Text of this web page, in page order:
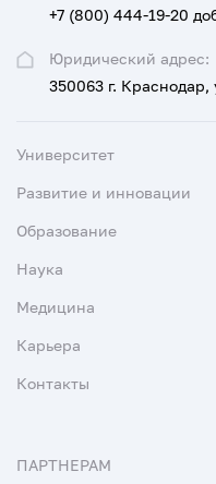
Юридический адрес:
350063 г.
+7 (800) 444-19-20
Университет
Развитие и инновации
Образование
Наука
Медицина
Карьера
Контакты
ПАРТНЕРАМ